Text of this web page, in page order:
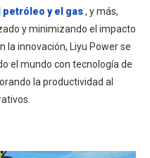
petróleo y el gas, y más,
y minimizando el impacto
la innovación, Liyu Power se
el mundo con tecnología de
la productividad al